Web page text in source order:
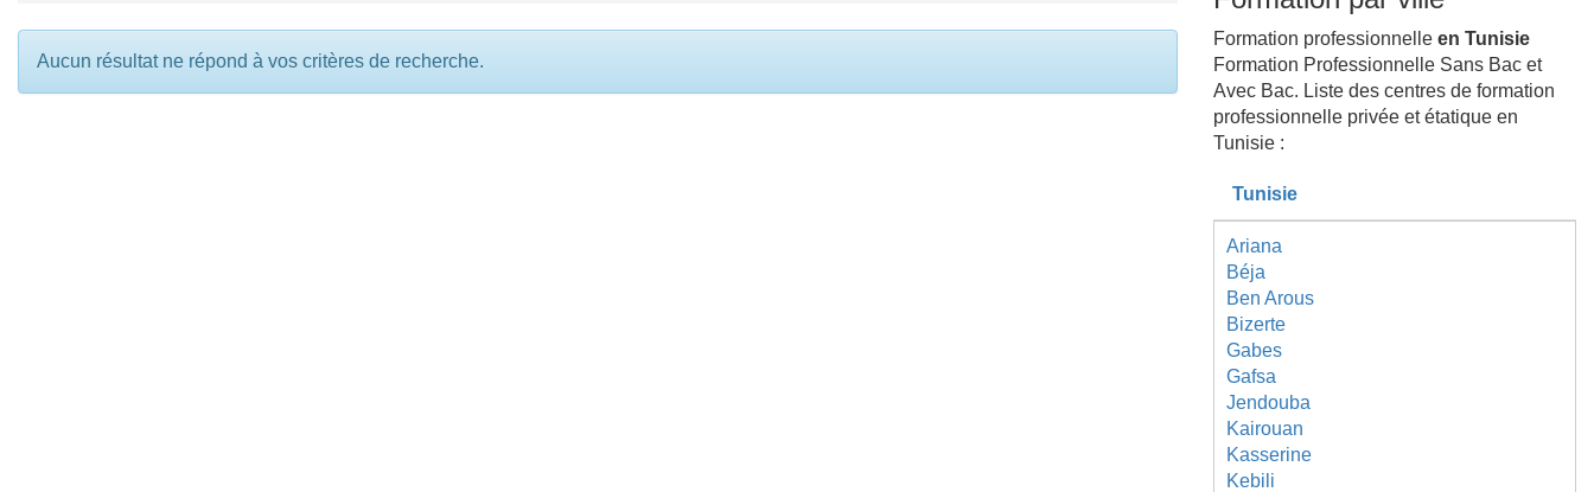
Aucun résultat ne répond à vos critères de recherche.
Formation professionnelle en Tunisie
Formation Professionnelle Sans Bac et
Avec Bac. Liste des centres de formation
professionnelle privée et étatique en
Tunisie :
Tunisie
Ariana
Béja
Ben Arous
Bizerte
Gabes
Gafsa
Jendouba
Kairouan
Kasserine
Kebili